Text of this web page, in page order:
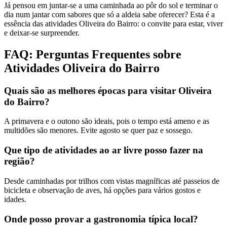
Já pensou em juntar-se a uma caminhada ao pôr do sol e terminar o
dia num jantar com sabores que só a aldeia sabe oferecer? Esta é a
essência das atividades Oliveira do Bairro: o convite para estar, viver
e deixar-se surpreender.
FAQ: Perguntas Frequentes sobre
Atividades Oliveira do Bairro
Quais são as melhores épocas para visitar Oliveira
do Bairro?
A primavera e o outono são ideais, pois o tempo está ameno e as
multidões são menores. Evite agosto se quer paz e sossego.
Que tipo de atividades ao ar livre posso fazer na
região?
Desde caminhadas por trilhos com vistas magníficas até passeios de
bicicleta e observação de aves, há opções para vários gostos e
idades.
Onde posso provar a gastronomia típica local?